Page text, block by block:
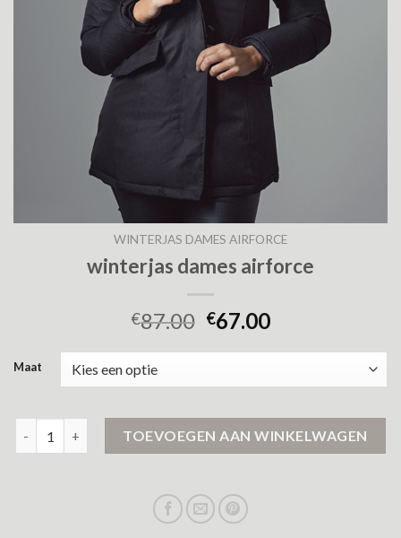
WINTERJAS DAMES AIRFORCE
winterjas dames airforce
€87.00 €67.00
Maat
TOEVOEGEN AAN WINKELWAGEN